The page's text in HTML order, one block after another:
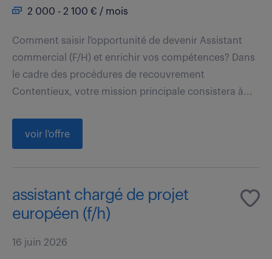
2 000 - 2 100 € / mois
Comment saisir l'opportunité de devenir Assistant
commercial (F/H) et enrichir vos compétences? Dans
le cadre des procédures de recouvrement
Contentieux, votre mission principale consistera à...
voir l'offre
assistant chargé de projet
européen (f/h)
16 juin 2026